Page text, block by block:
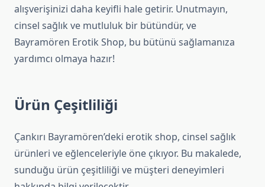
alışverişinizi daha keyifli hale getirir. Unutmayın,
cinsel sağlık ve mutluluk bir bütündür, ve
Bayramören Erotik Shop, bu bütünü sağlamanıza
yardımcı olmaya hazır!
Ürün Çeşitliliği
Çankırı Bayramören’deki erotik shop, cinsel sağlık
ürünleri ve eğlenceleriyle öne çıkıyor. Bu makalede,
sunduğu ürün çeşitliliği ve müşteri deneyimleri